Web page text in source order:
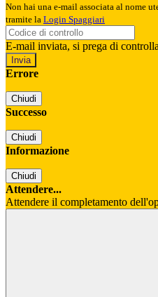
Non hai una e-mail associata al nome
tramite la Login Spaggiari
E-mail inviata, si prega di
Errore
Chiudi
Successo
Chiudi
Informazione
Chiudi
Attendere...
Attendere il completamento